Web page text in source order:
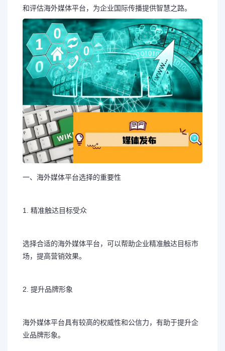
和评估海外媒体平台，为企业国际传播提供智慧之路。
一、海外媒体平台选择的重要性
1. 精准触达目标受众
选择合适的海外媒体平台，可以帮助企业精准触达目标市
场，提高营销效果。
2. 提升品牌形象
海外媒体平台具有较高的权威性和公信力，有助于提升企
业品牌形象。